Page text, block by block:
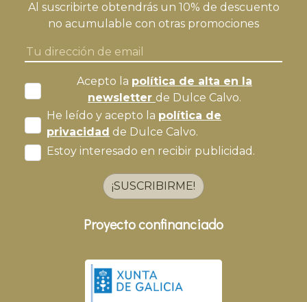
Al suscribirte obtendrás un 10% de descuento
no acumulable con otras promociones
Acepto la política de alta en la
newsletter de Dulce Calvo.
He leído y acepto la política de
privacidad de Dulce Calvo.
Estoy interesado en recibir publicidad.
¡SUSCRIBIRME!
Proyecto confinanciado